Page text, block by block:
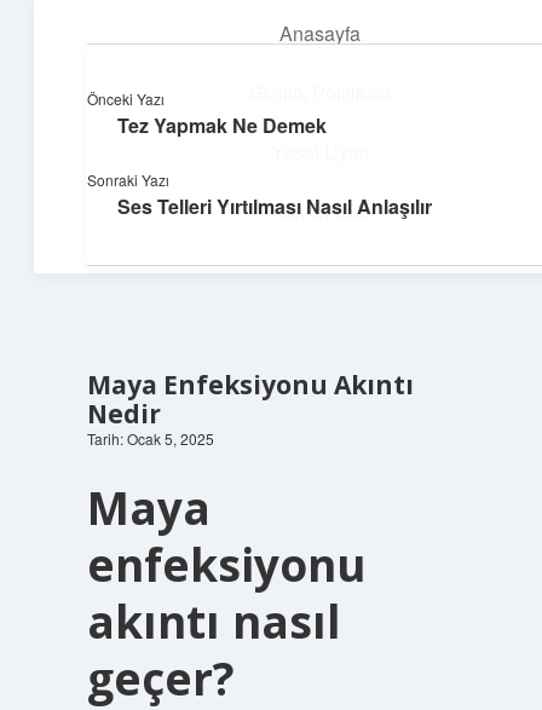
Anasayfa
Hakkımızda
Süper Bilgi Durağı
Maya Enfeksiyonu Akıntı
Nedir
Tarih: Ocak 5, 2025
Maya
enfeksiyonu
akıntı nasıl
geçer?
Önceki Yazı
Tez Yapmak Ne Demek
Sonraki Yazı
Ses Telleri Yırtılması Nasıl Anlaşılır